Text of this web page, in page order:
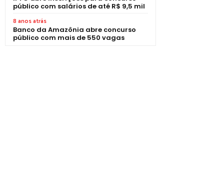
público com salários de até R$ 9,5 mil
8 anos atrás
Banco da Amazônia abre concurso
público com mais de 550 vagas